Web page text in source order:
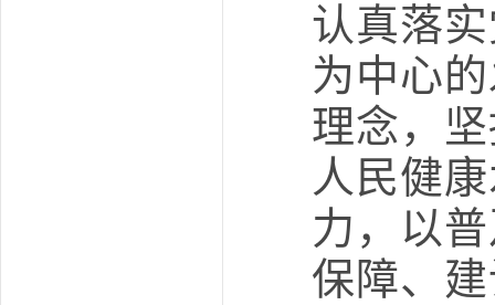
认真落
为中心
理念，
人民健
力，以
保障、